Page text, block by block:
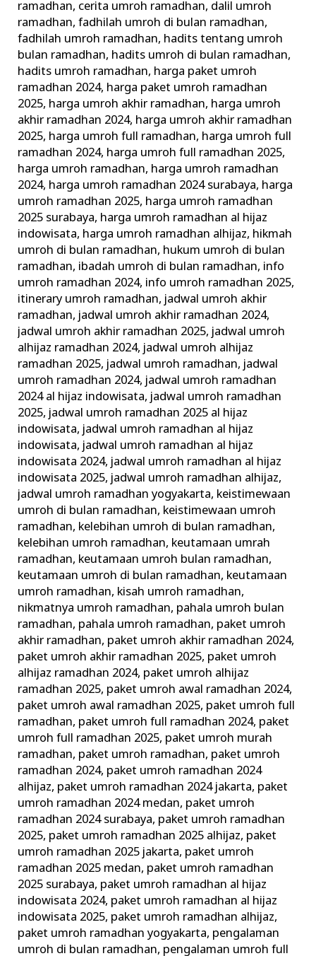
ramadhan, cerita umroh ramadhan, dalil umroh
ramadhan,fadhilah umroh di bulan ramadhan,
fadhilah umroh ramadhan, hadits tentang umroh
bulan ramadhan, hadits umroh di bulan ramadhan,
hadits umroh ramadhan, harga paket umroh
ramadhan 2024, harga paket umroh ramadhan
2025, harga umroh akhir ramadhan, harga umroh
akhir ramadhan 2024, harga umroh akhir ramadhan
2025, harga umroh full ramadhan, harga umroh full
ramadhan 2024, harga umroh full ramadhan 2025,
harga umroh ramadhan, harga umroh ramadhan
2024, harga umroh ramadhan 2024 surabaya, harga
umroh ramadhan 2025, harga umroh ramadhan
2025 surabaya, harga umroh ramadhan al hijaz
indowisata, harga umroh ramadhan alhijaz, hikmah
umroh di bulan ramadhan, hukum umroh di bulan
ramadhan, ibadah umroh di bulan ramadhan, info
umroh ramadhan 2024, info umroh ramadhan 2025,
itinerary umroh ramadhan, jadwal umroh akhir
ramadhan, jadwal umroh akhir ramadhan 2024,
jadwal umroh akhir ramadhan 2025, jadwal umroh
alhijaz ramadhan 2024, jadwal umroh alhijaz
ramadhan 2025, jadwal umroh ramadhan, jadwal
umroh ramadhan 2024, jadwal umroh ramadhan
2024 al hijaz indowisata, jadwal umroh ramadhan
2025, jadwal umroh ramadhan 2025 al hijaz
indowisata, jadwal umroh ramadhan al hijaz
indowisata, jadwal umroh ramadhan al hijaz
indowisata 2024, jadwal umroh ramadhan al hijaz
indowisata 2025, jadwal umroh ramadhan alhijaz,
jadwal umroh ramadhan yogyakarta, keistimewaan
umroh di bulan ramadhan, keistimewaan umroh
ramadhan, kelebihan umroh di bulan ramadhan,
kelebihan umroh ramadhan, keutamaan umrah
ramadhan, keutamaan umroh bulan ramadhan,
keutamaan umroh di bulan ramadhan, keutamaan
umroh ramadhan, kisah umroh ramadhan,
nikmatnya umroh ramadhan, pahala umroh bulan
ramadhan, pahala umroh ramadhan, paket umroh
akhir ramadhan, paket umroh akhir ramadhan 2024,
paket umroh akhir ramadhan 2025, paket umroh
alhijaz ramadhan 2024, paket umroh alhijaz
ramadhan 2025, paket umroh awal ramadhan 2024,
paket umroh awal ramadhan 2025, paket umroh full
ramadhan, paket umroh full ramadhan 2024, paket
umroh full ramadhan 2025, paket umroh murah
ramadhan, paket umroh ramadhan, paket umroh
ramadhan 2024, paket umroh ramadhan 2024
alhijaz, paket umroh ramadhan 2024 jakarta, paket
umroh ramadhan 2024 medan, paket umroh
ramadhan 2024 surabaya, paket umroh ramadhan
2025, paket umroh ramadhan 2025 alhijaz, paket
umroh ramadhan 2025 jakarta, paket umroh
ramadhan 2025 medan, paket umroh ramadhan
2025 surabaya, paket umroh ramadhan al hijaz
indowisata 2024, paket umroh ramadhan al hijaz
indowisata 2025, paket umroh ramadhan alhijaz,
paket umroh ramadhan yogyakarta, pengalaman
umroh di bulan ramadhan, pengalaman umroh full